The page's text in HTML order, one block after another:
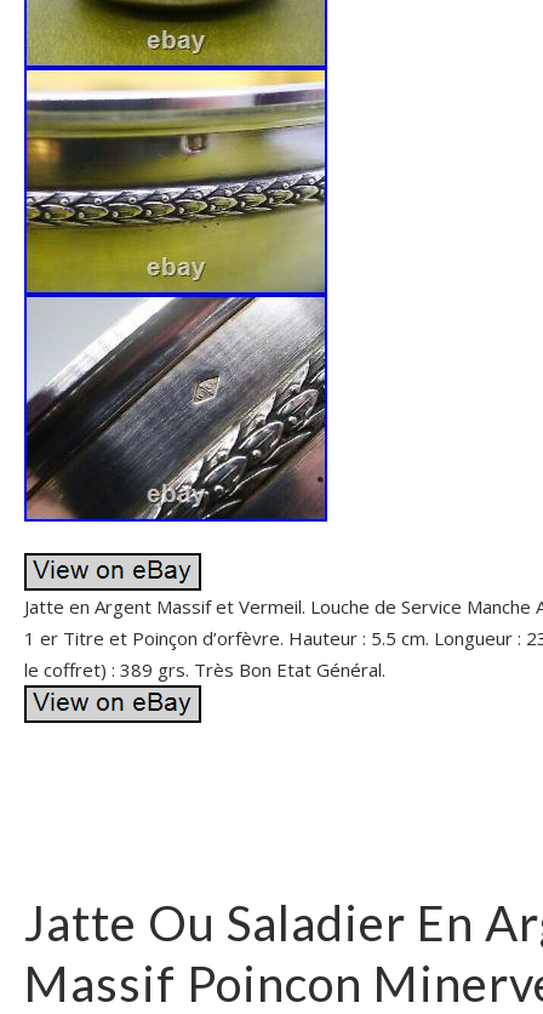
Jatte en Argent Massif et Vermeil. Louche de Service Manche
1 er Titre et Poinçon d’orfèvre. Hauteur : 5.5 cm. Longueur :
le coffret) : 389 grs. Très Bon Etat Général.
Jatte Ou Saladier En
Massif Poincon